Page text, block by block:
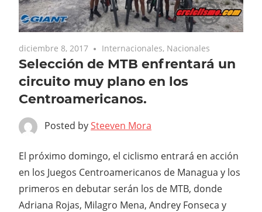
diciembre 8, 2017 Internacionales, Nacionales
Selección de MTB enfrentará un
circuito muy plano en los
Centroamericanos.
Posted bySteeven Mora
El próximo domingo, el ciclismo entrará en acción
en los Juegos Centroamericanos de Managua y los
primeros en debutar serán los de MTB, donde
Adriana Rojas, Milagro Mena, Andrey Fonseca y